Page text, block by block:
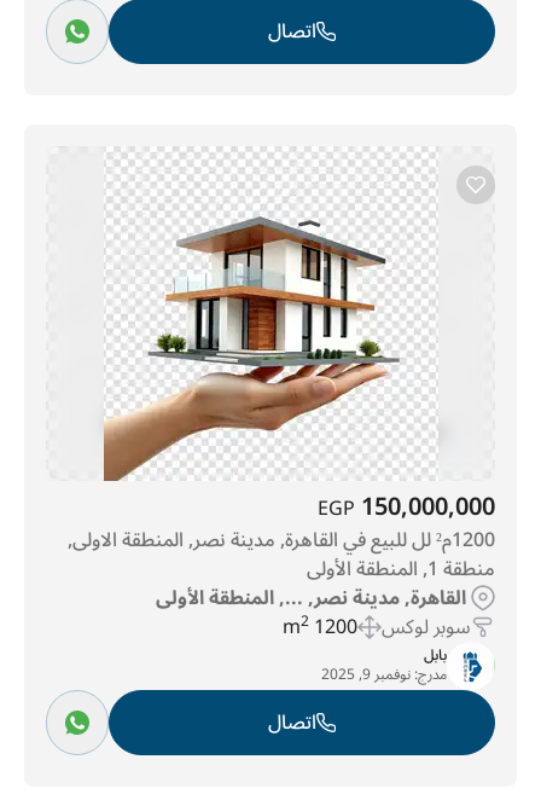
اتصال
150,000,000
EGP
1200م² لل للبيع في القاهرة, مدينة نصر, المنطقة الاولى,
منطقة 1, المنطقة الأولى
القاهرة, مدينة نصر, ..., المنطقة الأولى
سوبر لوكس 1200 m
2
بابل
مدرج:نوفمبر 9, 2025
اتصال